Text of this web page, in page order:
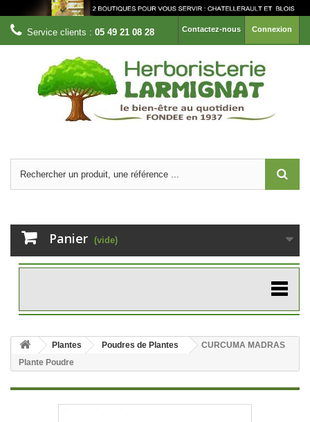
Connexion
Contactez-nous
Service clients : 05 49 21 08 28
Panier (vide)
Plantes Poudres de Plantes
CURCUMA MADRAS
Plante Poudre